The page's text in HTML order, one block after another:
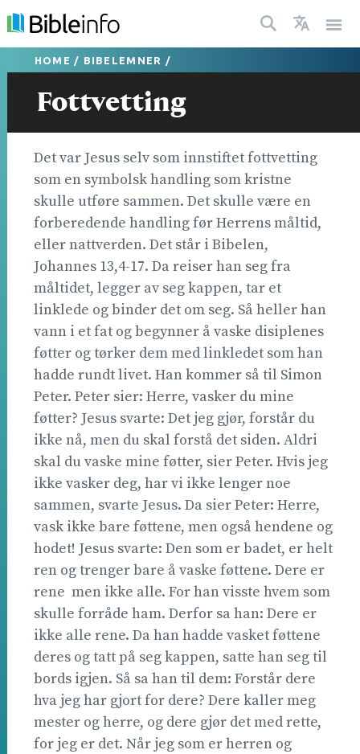
HOME / BIBELEMNER /
Fottvetting
Det var Jesus selv som innstiftet fottvetting
som en symbolsk handling som kristne
skulle utføre sammen. Det skulle være en
forberedende handling før Herrens måltid,
eller nattverden. Det står i Bibelen,
Johannes 13,4-17. Da reiser han seg fra
måltidet, legger av seg kappen, tar et
linklede og binder det om seg. Så heller han
vann i et fat og begynner å vaske disiplenes
føtter og tørker dem med linkledet som han
hadde rundt livet. Han kommer så til Simon
Peter. Peter sier: Herre, vasker du mine
føtter? Jesus svarte: Det jeg gjør, forstår du
ikke nå, men du skal forstå det siden. Aldri
skal du vaske mine føtter, sier Peter. Hvis jeg
ikke vasker deg, har vi ikke lenger noe
sammen, svarte Jesus. Da sier Peter: Herre,
vask ikke bare føttene, men også hendene og
hodet! Jesus svarte: Den som er badet, er helt
ren og trenger bare å vaske føttene. Dere er
rene  men ikke alle. For han visste hvem som
skulle forråde ham. Derfor sa han: Dere er
ikke alle rene. Da han hadde vasket føttene
deres og tatt på seg kappen, satte han seg til
bords igjen. Så sa han til dem: Forstår dere
hva jeg har gjort for dere? Dere kaller meg
mester og herre, og dere gjør det med rette,
for jeg er det. Når jeg som er herren og